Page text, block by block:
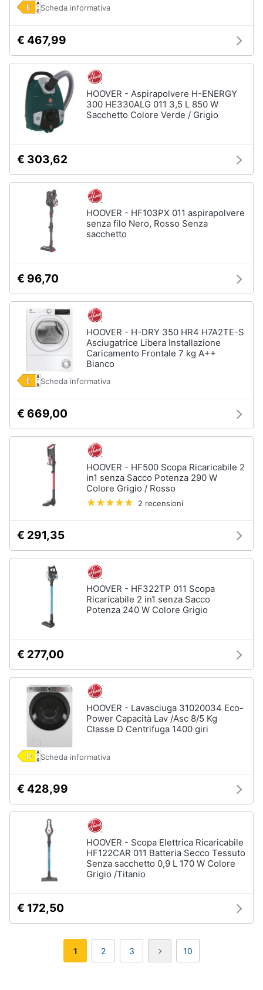
Scheda informativa
€ 467,99
HOOVER - Aspirapolvere H-ENERGY
300 HE330ALG 011 3,5 L 850 W
Sacchetto Colore Verde / Grigio
€ 303,62
HOOVER - HF103PX 011 aspirapolvere
senza filo Nero, Rosso Senza
sacchetto
€ 96,70
HOOVER - H-DRY 350 HR4 H7A2TE-S
Asciugatrice Libera Installazione
Caricamento Frontale 7 kg A++
Bianco
Scheda informativa
€ 669,00
HOOVER - HF500 Scopa Ricaricabile 2
in1 senza Sacco Potenza 290 W
Colore Grigio / Rosso
2 recensioni
€ 291,35
HOOVER - HF322TP 011 Scopa
Ricaricabile 2 in1 senza Sacco
Potenza 240 W Colore Grigio
€ 277,00
HOOVER - Lavasciuga 31020034 Eco-
Power Capacità Lav /Asc 8/5 Kg
Classe D Centrifuga 1400 giri
Scheda informativa
€ 428,99
HOOVER - Scopa Elettrica Ricaricabile
HF122CAR 011 Batteria Secco Tessuto
Senza sacchetto 0,9 L 170 W Colore
Grigio /Titanio
€ 172,50
1 2 3 10